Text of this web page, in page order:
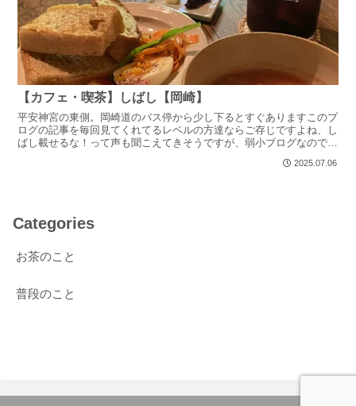
【カフェ・喫茶】しばし【岡崎】
平安神宮の東側。岡崎道のバス停から少し下るとすぐありますこのブ
ログの記事を毎回見てくれてるレベルの方達ならご存じですよね、し
ばし載せるな！って声も聞こえてきそうですが、弱小ブログなので大
2025.07.06
Categories
お茶のこと
普段のこと